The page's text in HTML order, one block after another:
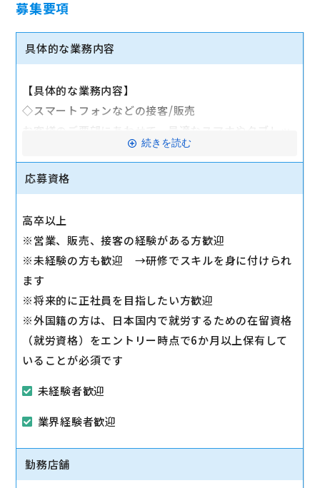
募集要項
具体的な業務内容
【具体的な業務内容】
◇スマートフォンなどの接客/販売
お客様のご要望にあわせて、最適なスマホやタブレッ
ト、料金プランなどをご提案します。
◇その他、各種商品・サービスのご案内
◇販売イベントの運営
◇売場管理/実績管理
売場のレイアウト変更など魅力的なお店作りをお願い
します。
続きを読む
応募資格
高卒以上
※営業、販売、接客の経験がある方歓迎
※未経験の方も歓迎 →研修でスキルを身に付けられ
ます
※将来的に正社員を目指したい方歓迎
※外国籍の方は、日本国内で就労するための在留資格
（就労資格）をエントリー時点で6か月以上保有して
いることが必須です
未経験者歓迎
業界経験者歓迎
勤務店舗